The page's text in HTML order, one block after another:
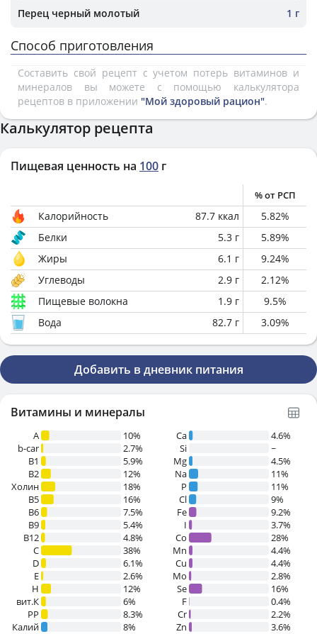
Перец черный молотый 1 г
Способ приготовления
Составить свой рецепт с учетом потерь витаминов и
минералов вы можете с помощью калькулятора
рецептов в приложении "Мой здоровый рацион".
Калькулятор рецепта
Пищевая ценность на 100 г
% от РСП
Калорийность 87.7 ккал 5.82%
Белки
5.3 г 5.89%
Жиры
6.1 г 9.24%
Углеводы
2.9 г 2.12%
Пищевые волокна
1.9 г 9.5%
Вода
82.7 г 3.09%
Добавить в дневник питания
Витамины и минералы
A
10%
b-car
2.7%
В1
5.9%
B2
12%
Холин
18%
B5
16%
B6
7.5%
B9
5.4%
B12
4.8%
C
38%
D
6.1%
E
2.6%
H
12%
вит.К
6%
PP
8.3%
Калий
8%
Ca
4.6%
Si
~
Mg
4.5%
Na
11%
P
11%
Cl
9%
Fe
9.2%
I
3.7%
Co
28%
Mn
4.4%
Cu
4.4%
Mo
2.8%
Se
16%
F
0.4%
Cr
2.2%
Zn
3.6%